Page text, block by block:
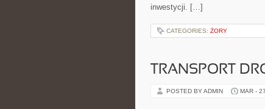
inwestycji. […]
CATEGORIES: ŻORY
TRANSPORT
POSTED BY ADMIN MAR -